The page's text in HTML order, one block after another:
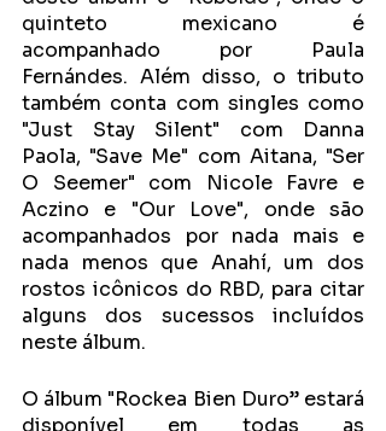
quinteto mexicano é
acompanhado por Paula
Fernándes. Além disso, o tributo
também conta com singles como
"Just Stay Silent" com Danna
Paola, "Save Me" com Aitana, "Ser
O Seemer" com Nicole Favre e
Aczino e "Our Love", onde são
acompanhados por nada mais e
nada menos que Anahí, um dos
rostos icônicos do RBD, para citar
alguns dos sucessos incluídos
neste álbum.
O álbum "Rockea Bien Duro” estará